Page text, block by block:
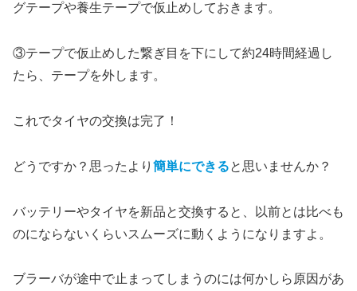
グテープや養生テープで仮止めしておきます。
③テープで仮止めした繋ぎ目を下にして約24時間経過し
たら、テープを外します。
これでタイヤの交換は完了！
どうですか？思ったより 簡単にできると思いませんか？
バッテリーやタイヤを新品と交換すると、以前とは比べも
のにならないくらいスムーズに動くようになりますよ。
ブラーバが途中で止まってしまうのには何かしら原因があ